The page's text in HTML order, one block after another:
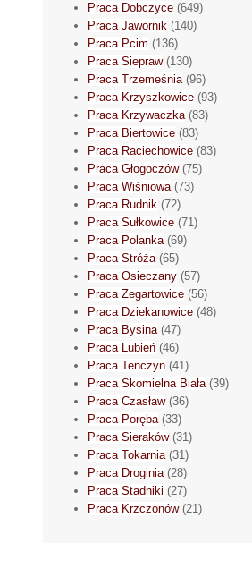
Praca Dobczyce (649)
Praca Jawornik (140)
Praca Pcim (136)
Praca Siepraw(130)
Praca Trzemeśnia(96)
Praca Krzyszkowice (93)
Praca Krzywaczka(83)
Praca Biertowice (83)
Praca Raciechowice (83)
Praca Głogoczów(75)
Praca Wiśniowa(73)
Praca Rudnik (72)
Praca Sułkowice (71)
Praca Polanka(69)
Praca Stróża(65)
Praca Osieczany (57)
Praca Zegartowice (56)
Praca Dziekanowice (48)
Praca Bysina(47)
Praca Lubień (46)
Praca Tenczyn (41)
Praca Skomielna Biała(39)
Praca Czasław(36)
Praca Poręba(33)
Praca Sieraków(31)
Praca Tokarnia(31)
Praca Droginia(28)
Praca Stadniki (27)
Praca Krzczonów(21)